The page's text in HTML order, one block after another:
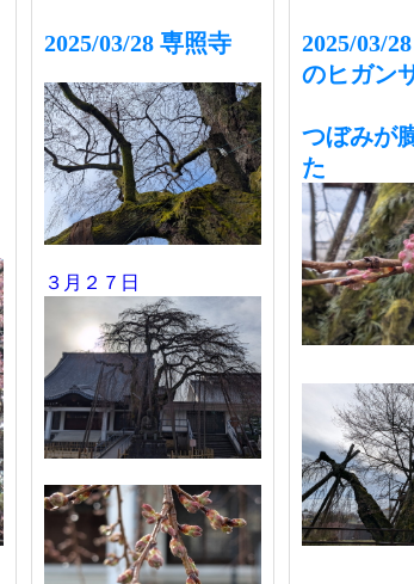
2025/03/28 専照寺
３月２７日
2025/03/
のヒガン
つぼみが
た